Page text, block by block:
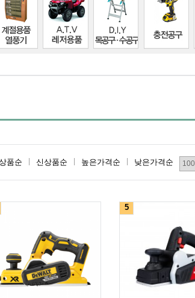
품순 신상품순 높은가격순 낮은가격순
5